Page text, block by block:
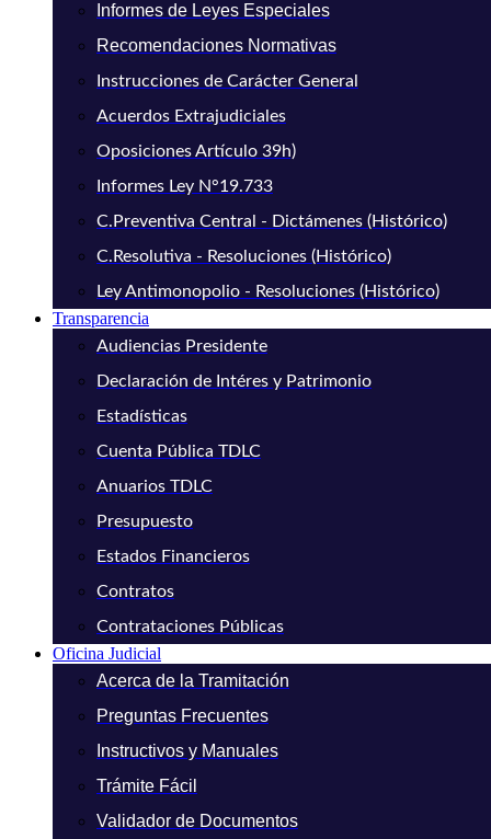
Informes de Leyes Especiales
Recomendaciones Normativas
Instrucciones de Carácter General
Acuerdos Extrajudiciales
Oposiciones Artículo 39h)
Informes Ley N°19.733
C.Preventiva Central - Dictámenes (Histórico)
C.Resolutiva - Resoluciones (Histórico)
Ley Antimonopolio - Resoluciones (Histórico)
Transparencia
Audiencias Presidente
Declaración de Intéres y Patrimonio
Estadísticas
Cuenta Pública TDLC
Anuarios TDLC
Presupuesto
Estados Financieros
Contratos
Contrataciones Públicas
Oficina Judicial
Acerca de la Tramitación
Preguntas Frecuentes
Instructivos y Manuales
Trámite Fácil
Validador de Documentos